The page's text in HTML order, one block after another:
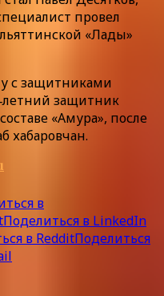
провел
«Лады»
с защитниками
защитник
«Амура», после
хабаровчан.
в
Поделиться в LinkedIn
в RedditПоделиться